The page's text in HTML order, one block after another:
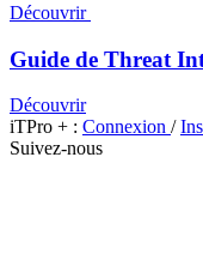
Découvrir
Guide de Threat
Découvrir
iTPro + : Connexion /
Suivez-nous